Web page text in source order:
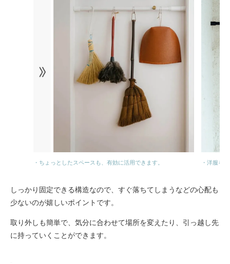
・ちょっとしたスペースも、有効に活用できます。 ・洋服を
しっかり固定できる構造なので、すぐ落ちてしまうなどの心配も
少ないのが嬉しいポイントです。
取り外しも簡単で、気分に合わせて場所を変えたり、引っ越し先
に持っていくことができます。